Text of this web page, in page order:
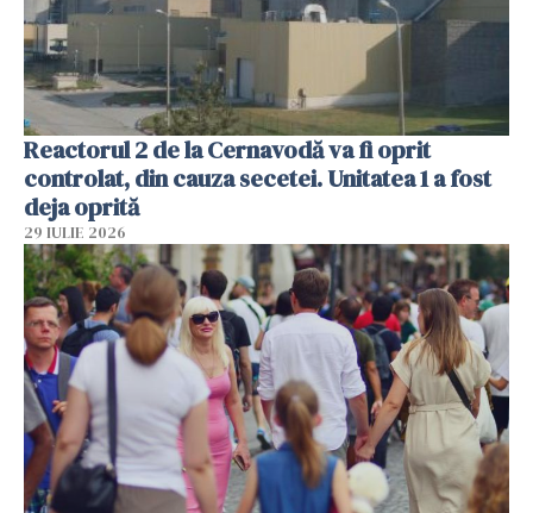
Reactorul 2 de la Cernavodă va fi oprit
controlat, din cauza secetei. Unitatea 1 a fost
deja oprită
29 IULIE 2026